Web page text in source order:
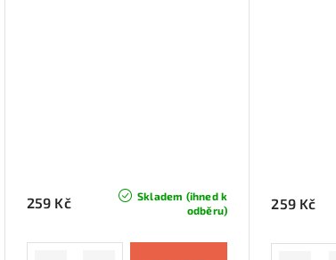
Skladem (ihned k
odběru)
259 Kč 259 Kč